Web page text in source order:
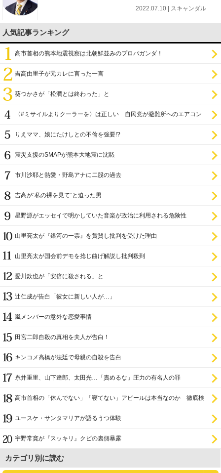
2022.07.10 | スキャンダル
人気記事ランキング
高市首相の熊本地震視察は北朝鮮並みのプロパガンダ！
吉高由里子が元カレに言った一言
葵つかさが「松潤とは終わった」と
〈#ミサイルよりクーラーを〉は正しい 自民党が避難所へのエアコン
りえママ、娘にたけしとの不倫を強要!?
震災支援のSMAPが熊本大地震に沈黙
市川沙耶と熱愛・野島アナに二股の過去
吉高が“私の裸を見て”と迫った男
星野源がエッセイで明かしていた音楽が政治に利用される危険性
山里亮太が『銀河の一票』を賞賛し批判を受けた理由
山里亮太が国会前デモを捻じ曲げ解説し批判殺到
愛川欽也が「安倍に殺される」と
辻仁成が告白「彼女に新しい人が…」
嵐メンバーの意外な恋愛事情
田宮二郎自殺の真相を夫人が告白！
キンコメ高橋が法廷で母親の自殺を告白
糸井重里、山下達郎、太田光…「責めるな」圧力の有名人の罪
高市首相の「休んでない」「寝てない」アピールは本当なのか 徹底検
ユースケ・サンタマリアが語るうつ体験
宇野常寛が『スッキリ』クビの裏側暴露
カテゴリ別に読む